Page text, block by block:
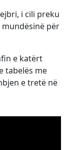
i cili preku
mundësinë për
e katërt
tabelës me
e tretë në